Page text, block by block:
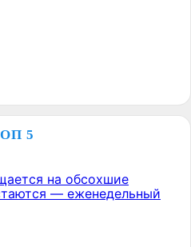
5
на обсохшие
— еженедельный